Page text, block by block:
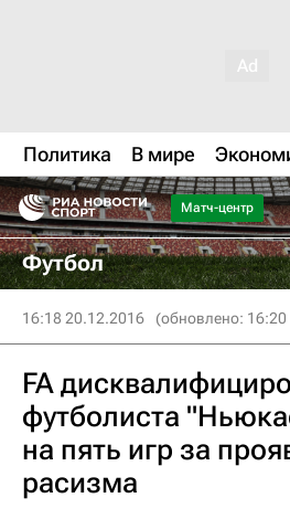
Политика В мире
Матч-центр
Футбол
16:18 20.12.2016 (обновлено:
FA
футболиста
на пять игр за
расизма